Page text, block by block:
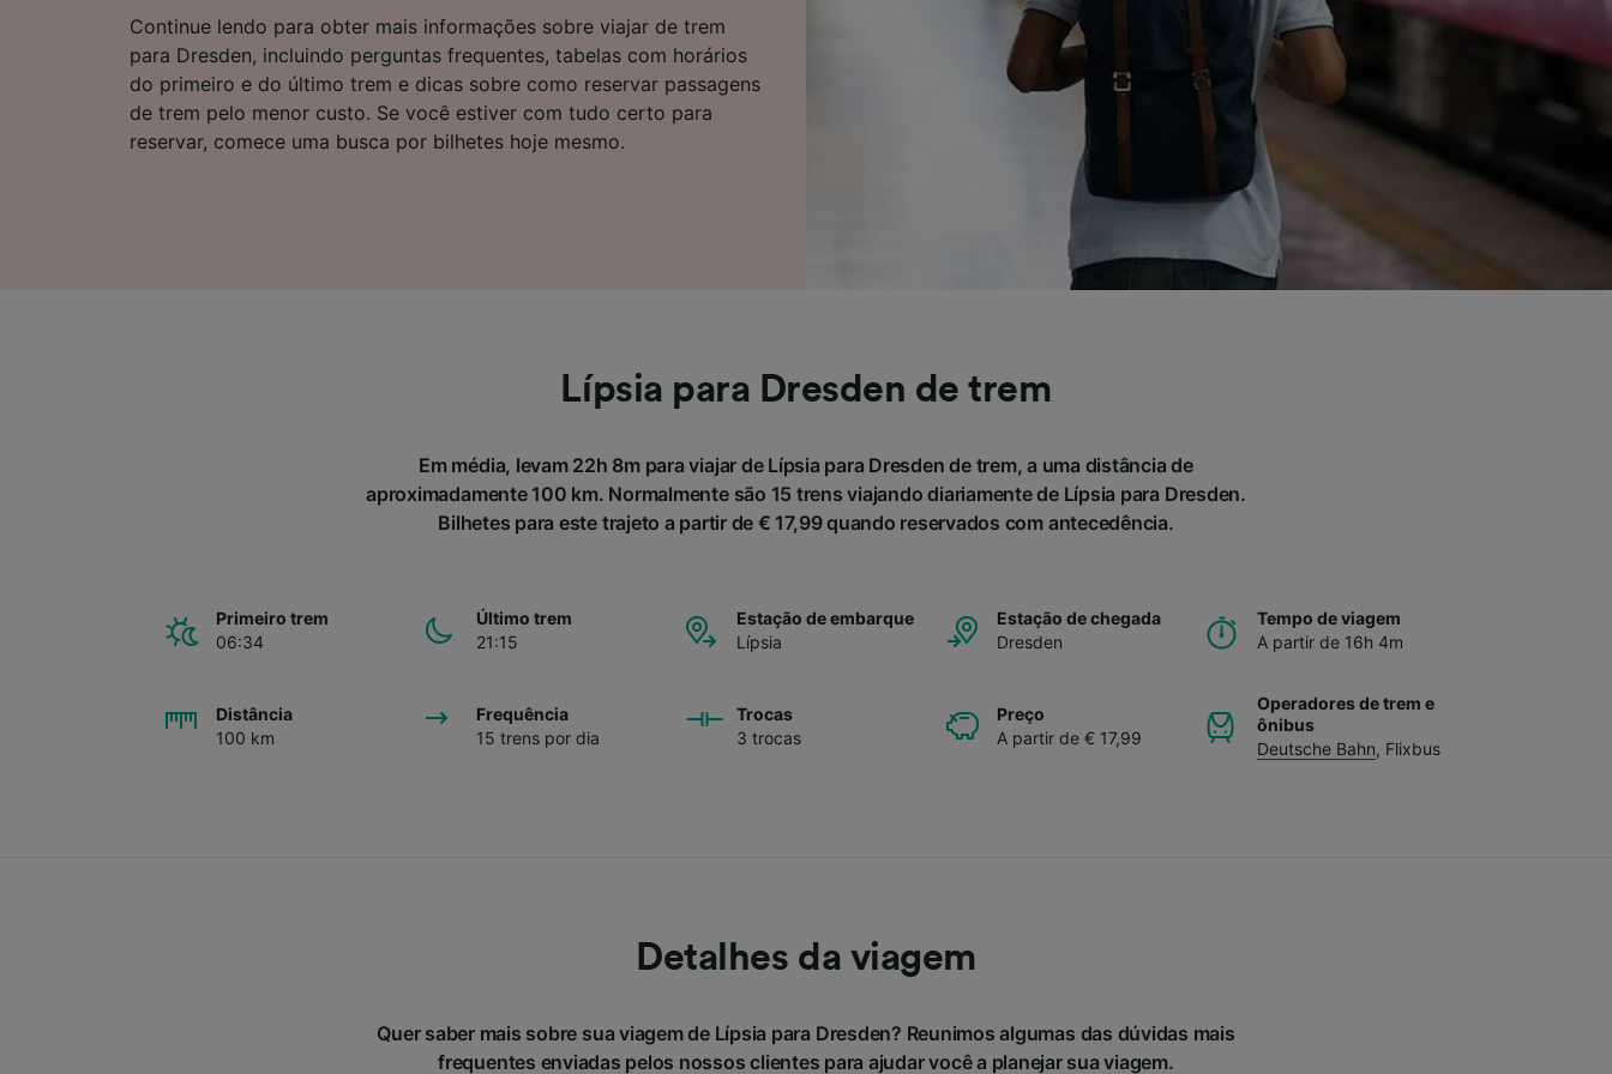
Continue lendo para obter mais informações sobre viajar de trem
para Dresden, incluindo perguntas frequentes, tabelas com horários
do primeiro e do último trem e dicas sobre como reservar passagens
de trem pelo menor custo. Se você estiver com tudo certo para
reservar, comece uma busca por bilhetes hoje mesmo.
Lípsia para Dresden de trem
Em média, levam 22h 8m para viajar de Lípsia para Dresden de trem, a uma distância de
aproximadamente 100 km. Normalmente são 15 trens viajando diariamente de Lípsia para Dresden.
Bilhetes para este trajeto a partir de € 17,99 quando reservados com antecedência.
Primeiro trem
06:34
Último trem
21:15
Estação de embarque
Lípsia
Estação de chegada
Dresden
Tempo de viagem
A partir de 16h 4m
Distância
100 km
Frequência
15 trens por dia
Trocas
3 trocas
Preço
A partir de € 17,99
Operadores de trem e
ônibus
Deutsche Bahn, Flixbus
Detalhes da viagem
Quer saber mais sobre sua viagem de Lípsia para Dresden? Reunimos algumas das dúvidas mais
frequentes enviadas pelos nossos clientes para ajudar você a planejar sua viagem.
Lista de parceiros (fornecedores)